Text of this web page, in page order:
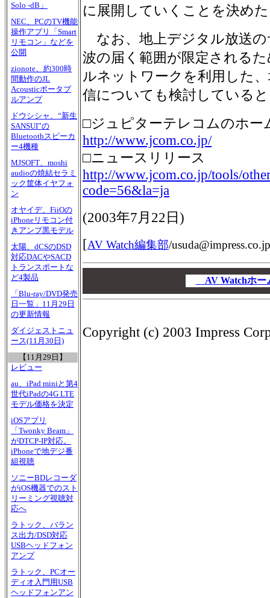
Solo -dB」
NEC、PCのTV機能
操作アプリ「Smart
リモコン」などを
公開
zionote、約300時
間動作のJL
Acousticポータブ
ルアンプ
ドウシシャ、“新生
SANSUI”の
Bluetoothスピーカ
ー4機種
MJSOFT、moshi
audioの焼結セラミ
ック筐体イヤフォ
ン
オヤイデ、FiiOの
iPhoneリモコン付
きアンプ黒モデル
太陽、dCSのDSD
対応DACやSACD
トランスポートな
ど4製品
「Blu-ray/DVD発売
日一覧」11月29日
の更新情報
ダイジェストニュ
ース(11月30日)
【11月29日】
レビュー
au、iPad miniと第4
世代iPadの4G LTE
モデル価格を決定
iOSアプリ
「Twonky Beam」
がDTCP-IP対応。
iPhoneで地デジ番
組視聴
ソニーBDレコーダ
がiOS機器でのスト
リーミング視聴対
応へ
ラトック、バラン
ス出力/DSD対応
USBヘッドフォン
アンプ
ラトック、PCオー
ディオ入門用USB
ヘッドフォンアン
に展開していくことを決め
なお、地上デジタル放送の
波の届く範囲が限定される
ルネットワークを利用した
信についても検討している
□ジュピターテレコムのホー
http://www.jcom.co.jp/
□ニュースリリース
http://www.jcom.co.jp/tools/
code=56&la=ja
(2003年7月22日 )
[AV Watch編集部/usuda@impress.co.jp
AV Watchホ
Copyright (c) 2003 Impress